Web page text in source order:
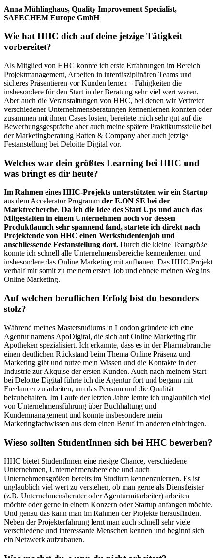
Anna Mühlinghaus, Quality Improvement Specialist,
SAFECHEM Europe GmbH
Wie hat HHC dich auf deine jetzige Tätigkeit
vorbereitet?
Als Mitglied von HHC konnte ich erste Erfahrungen im Bereich
Projektmanagement, Arbeiten in interdisziplinären Teams und
sicheres Präsentieren vor Kunden lernen – Fähigkeiten die
insbesondere für den Start in der Beratung sehr viel wert waren.
Aber auch die Veranstaltungen von HHC, bei denen wir Vertreter
verschiedener Unternehmensberatungen kennenlernen konnten oder
zusammen mit ihnen Cases lösten, bereitete mich sehr gut auf die
Bewerbungsgespräche aber auch meine spätere Praktikumsstelle bei
der Marketingberatung Batten & Company aber auch jetzige
Festanstellung bei Deloitte Digital vor.
Welches war dein größtes Learning bei HHC und
was bringt es dir heute?
Im Rahmen eines HHC-Projekts unterstützten wir ein Startup
aus dem Accelerator Programm der E.ON SE bei der
Marktrecherche. Da ich die Idee des Start Ups und auch das
Mitgestalten in einem Unternehmen noch vor dessen
Produktlaunch sehr spannend fand, startete ich direkt nach
Projektende von HHC einen Werkstudentenjob und
anschliessende Festanstellung dort. Durch die kleine Teamgröße
konnte ich schnell alle Unternehmensbereiche kennenlernen und
insbesondere das Online Marketing mit aufbauen. Das HHC-Projekt
verhalf mir somit zu meinem ersten Job und ebnete meinen Weg ins
Online Marketing.
Auf welchen beruflichen Erfolg bist du besonders
stolz?
Während meines Masterstudiums in London gründete ich eine
Agentur namens ApoDigital, die sich auf Online Marketing für
Apotheken spezialisiert. Ich erkannte, dass es in der Pharmabranche
einen deutlichen Rückstand beim Thema Online Präsenz und
Marketing gibt und nutze mein Wissen und die Kontakte in der
Industrie zur Akquise der ersten Kunden. Auch nach meinem Start
bei Deloitte Digital führte ich die Agentur fort und begann mit
Freelancer zu arbeiten, um das Pensum und die Qualität
beizubehalten. Im Laufe der letzten Jahre lernte ich unglaublich viel
von Unternehmensführung über Buchhaltung und
Kundenmanagement und konnte insbesondere mein
Marketingfachwissen aus dem einen Beruf im anderen einbringen.
Wieso sollten StudentInnen sich bei HHC bewerben?
HHC bietet StudentInnen eine riesige Chance, verschiedene
Unternehmen, Unternehmensbereiche und auch
Unternehmensgrößen bereits im Studium kennenzulernen. Es ist
unglaublich viel wert zu verstehen, ob man gerne als Dienstleister
(z.B. Unternehmensberater oder Agenturmitarbeiter) arbeiten
möchte oder gerne in einem Konzern oder Startup anfangen möchte.
Und genau das kann man im Rahmen der Projekte herausfinden.
Neben der Projekterfahrung lernt man auch schnell sehr viele
verschiedene und interessante Menschen kennen und beginnt sich
ein Netzwerk aufzubauen.